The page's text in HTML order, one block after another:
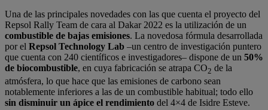
Una de las principales novedades con las que cuenta el proyecto del
Repsol Rally Team de cara al Dakar 2022 es la utilización de un
combustible de bajas emisiones. La novedosa fórmula desarrollada
por el Repsol Technology Lab –un centro de investigación puntero
que cuenta con 240 científicos e investigadores– dispone de un 50%
de biocombustible, en cuya fabricación se atrapa CO2 de la
atmósfera, lo que hace que las emisiones de carbono sean
notablemente inferiores a las de un combustible habitual; todo ello
sin disminuir un ápice el rendimiento del 4×4 de Isidre Esteve.